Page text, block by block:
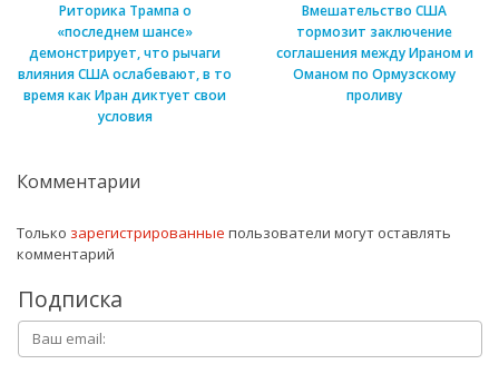
Риторика Трампа о
«последнем шансе»
демонстрирует, что рычаги
влияния США ослабевают, в то
время как Иран диктует свои
условия
Вмешательство США
тормозит заключение
соглашения между Ираном и
Оманом по Ормузскому
проливу
Комментарии
Только зарегистрированные пользователи могут оставлять
комментарий
Подписка